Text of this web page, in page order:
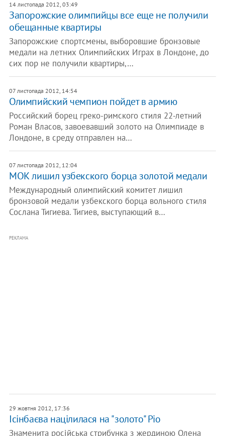
14 листопада 2012, 03:49
Запорожские олимпийцы все еще не получили
обещанные квартиры
Запорожские спортсмены, выборовшие бронзовые
медали на летних Олимпийских Играх в Лондоне, до
сих пор не получили квартиры,…
07 листопада 2012, 14:54
Олимпийский чемпион пойдет в армию
Российский борец греко-римского стиля 22-летний
Роман Власов, завоевавший золото на Олимпиаде в
Лондоне, в среду отправлен на…
07 листопада 2012, 12:04
МОК лишил узбекского борца золотой медали
Международный олимпийский комитет лишил
бронзовой медали узбекского борца вольного стиля
Сослана Тигиева. Тигиев, выступающий в…
РЕКЛАМА
29 жовтня 2012, 17:36
Ісінбаєва націлилася на "золото" Ріо
Знаменита російська стрибунка з жердиною Олена